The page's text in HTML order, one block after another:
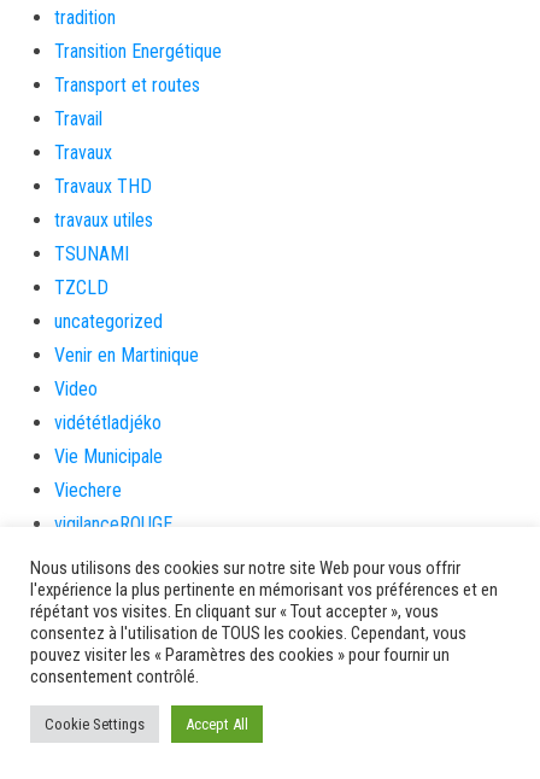
tradition
Transition Energétique
Transport et routes
Travail
Travaux
Travaux THD
travaux utiles
TSUNAMI
TZCLD
uncategorized
Venir en Martinique
Video
vidététladjéko
Vie Municipale
Viechere
vigilanceROUGE
Village artisanal
Village artisanal et commercial
ville de la trinité
villedelesansesdarlet
voitures en papier
Nous utilisons des cookies sur notre site Web pour vous offrir
l'expérience la plus pertinente en mémorisant vos préférences et en
répétant vos visites. En cliquant sur « Tout accepter », vous
consentez à l'utilisation de TOUS les cookies. Cependant, vous
pouvez visiter les « Paramètres des cookies » pour fournir un
consentement contrôlé.
Cookie Settings Accept All